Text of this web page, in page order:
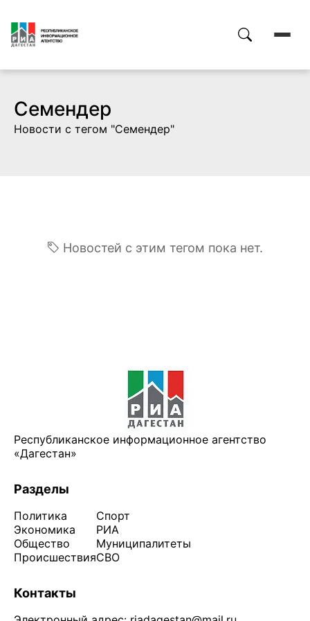
Семендер
Новости с тегом "Семендер"
Новостей с этим тегом пока нет.
Республиканское информационное агентство
«Дагестан»
Разделы
Политика
Экономика
Общество
Происшествия
Спорт
РИА
Муниципалитеты
СВО
Контакты